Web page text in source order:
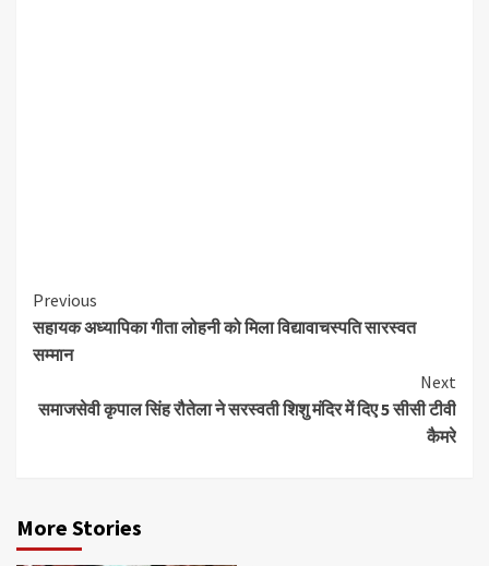
Continue
Reading
Previous
सहायक अध्यापिका गीता लोहनी को मिला विद्यावाचस्पति सारस्वत
सम्मान
Next
समाजसेवी कृपाल सिंह रौतेला ने सरस्वती शिशु मंदिर में दिए 5 सीसी टीवी
कैमरे
More Stories